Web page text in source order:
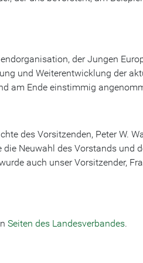
der Jungen
und Weiterentwicklung der
am Ende einstimmig
des Vorsitzenden, Peter W.
Neuwahl des Vorstands und
auch unser Vorsitzender,
Seiten des Landesverbandes.